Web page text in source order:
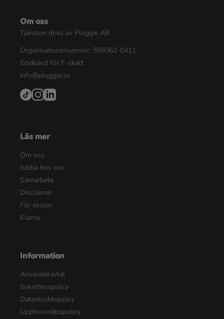
Om oss
Tjänsten drivs av Pluggie AB
Organisationsnummer: 559362-0411
Godkänd för F-skatt
info@pluggie.se
Läs mer
Om oss
Jobba hos oss
Samarbete
Disclaimer
För skolor
Klarna
Information
Användaravtal
Sekretesspolicy
Dataskyddspolicy
Upphovsrättspolicy